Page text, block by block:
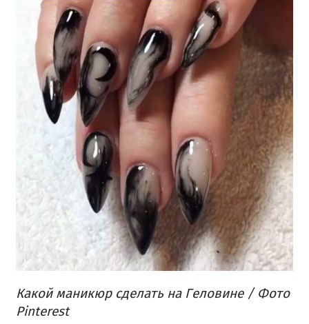
Какой маникюр сделать на Геловине / Фото
Pinterest